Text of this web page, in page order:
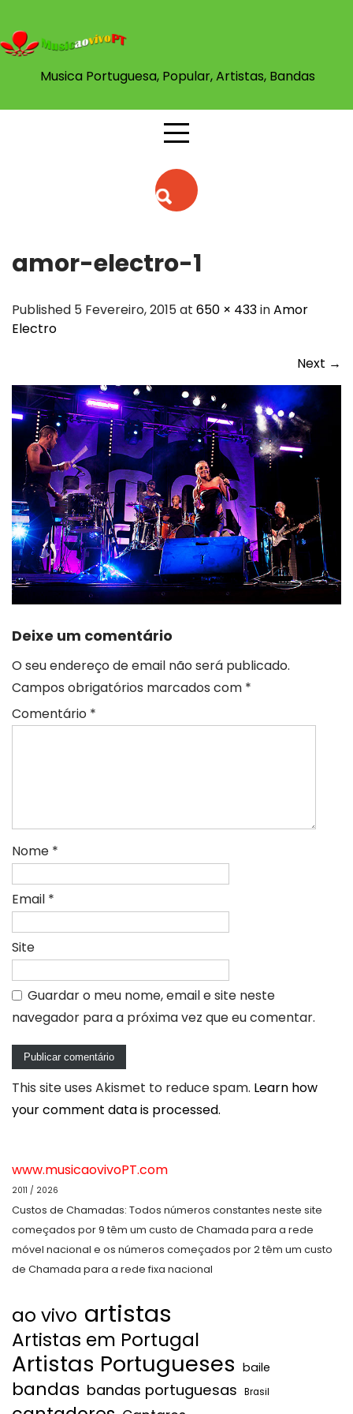
content
Musica Portuguesa, Popular, Artistas, Bandas
amor-electro-1
Published 5 Fevereiro, 2015 at 650 × 433inAmor
Electro
Next →
Deixe um comentário
O seu endereço de email não será publicado.
Campos obrigatórios marcados com *
Comentário *
Nome *
Email *
Site
Guardar o meu nome, email e site neste
navegador para a próxima vez que eu comentar.
This site uses Akismet to reduce spam. Learn how
your comment data is processed.
www.musicaovivoPT.com
2011 / 2026
Custos de Chamadas: Todos números constantes neste site
começados por 9 têm um custo de Chamada para a rede
móvel nacional e os números começados por 2 têm um custo
de Chamada para a rede fixa nacional
ao vivo artistas
Artistas em Portugal
Artistas Portugueses baile
bandas bandas portuguesas Brasil